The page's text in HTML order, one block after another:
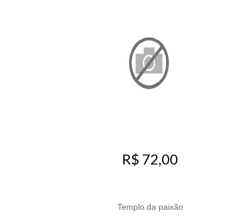
R$ 72,00
Templo da paixão